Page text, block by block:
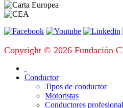
Copyright © 2026 Fundación
Conductor
Tipos de conductor
Motoristas
Conductores